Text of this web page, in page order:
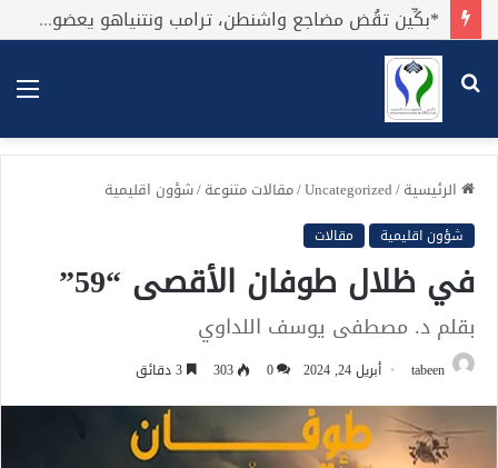
*بكِّين تقُض مضاجع واشنطن، ترامب ونتنياهو يعضون على أصابِعهُم وليس بيدهم حيلَة!.*
بحث
عن
الرئيسية/
Uncategorized
/مقالات متنوعة/شؤون اقليمية
شؤون اقليمية مقالات
في ظلال طوفان الأقصى “59”
بقلم د. مصطفى يوسف اللداوي
tabeen أبريل 24, 2024 0
303